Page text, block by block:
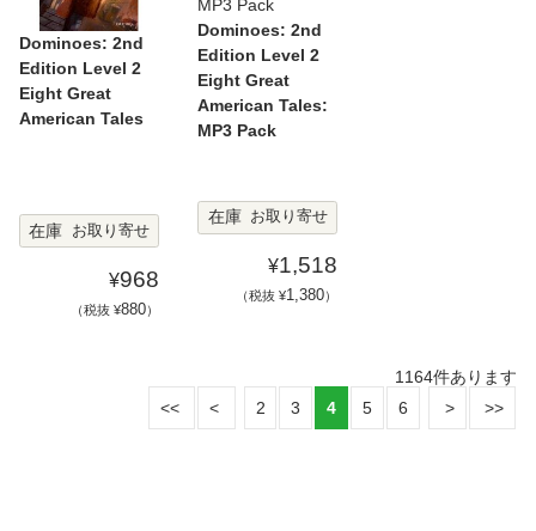
Dominoes: 2nd
Edition Level 2
Eight Great
American Tales
在庫 お取り寄せ
¥968
（税抜 ¥880）
Dominoes: 2nd
Edition Level 2
Eight Great
American Tales:
MP3 Pack
在庫 お取り寄せ
¥1,518
（税抜 ¥1,380）
1164件あります
2
3 4 5 6